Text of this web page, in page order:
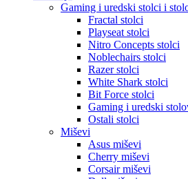
Gaming i uredski stolci i
Fractal stolci
Playseat stolci
Nitro Concepts stolci
Noblechairs stolci
Razer stolci
White Shark stolci
Bit Force stolci
Gaming i uredski
Ostali stolci
Miševi
Asus miševi
Cherry miševi
Corsair miševi